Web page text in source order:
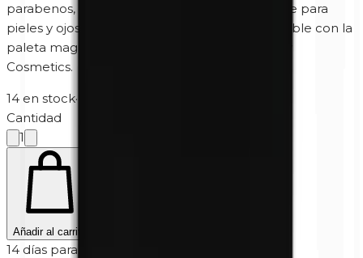
parabenos, ha sido desarrollada especialmente para
pieles y ojos sensibles. El recambio es compatible con la
paleta magnética de sombras de ojos de Unity
Cosmetics.
14 en stock·
Cantidad
1
Añadir al carrito
14 días para devolver